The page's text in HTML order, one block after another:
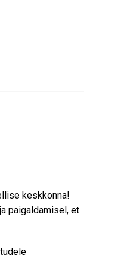
keskkonna!
paigaldamisel, et